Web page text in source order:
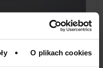
O plikach cookies